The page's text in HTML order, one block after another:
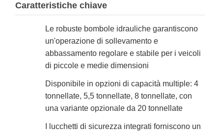
Caratteristiche chiave
Le robuste bombole idrauliche garantiscono
un'operazione di sollevamento e
abbassamento regolare e stabile per i veicoli
di piccole e medie dimensioni
Disponibile in opzioni di capacità multiple: 4
tonnellate, 5,5 tonnellate, 8 tonnellate, con
una variante opzionale da 20 tonnellate
I lucchetti di sicurezza integrati forniscono un